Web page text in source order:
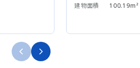
建物面積
100.19m²